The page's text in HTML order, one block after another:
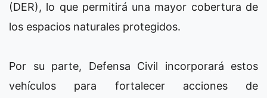
(DER), lo que permitirá una mayor cobertura de
los espacios naturales protegidos.
Por su parte, Defensa Civil incorporará estos
vehículos para fortalecer acciones de